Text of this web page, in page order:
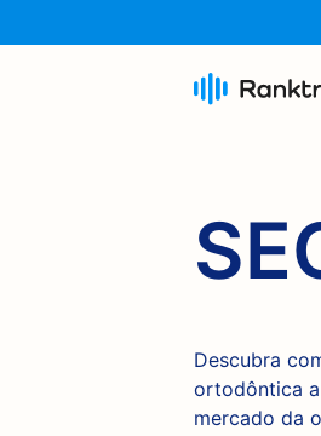
Descubra
ortodôntica
mercado da